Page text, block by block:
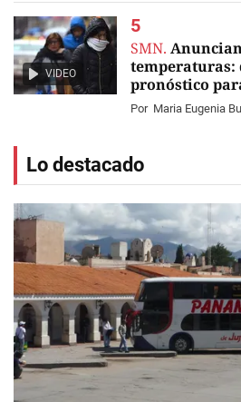
VIDEO
SMN.
temperaturas:
pronóstico
Por Maria Eugenia
Lo destacado